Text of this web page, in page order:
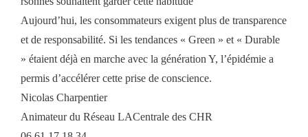
Aujourd’hui, les consommateurs exigent plus de transparence
et de responsabilité. Si les tendances « Green » et « Durable
» étaient déjà en marche avec la génération Y, l’épidémie a
permis d’accélérer cette prise de conscience.
Nicolas Charpentier
Animateur du Réseau LACentrale des CHR